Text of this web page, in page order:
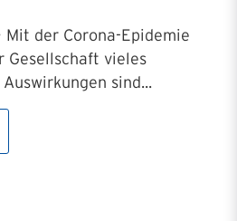
Mit der Corona-Epidemie
Gesellschaft vieles
sind...